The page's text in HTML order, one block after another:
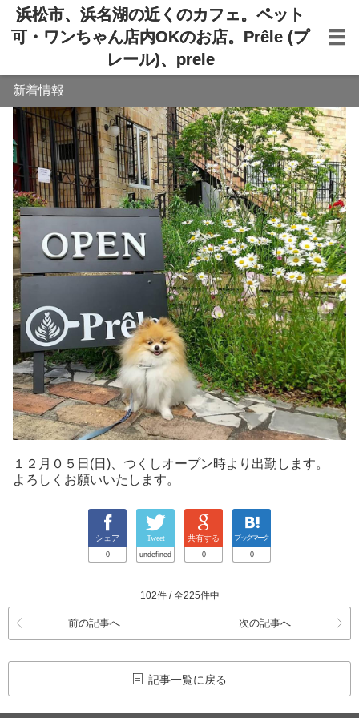
浜松市、浜名湖の近くのカフェ。ペット
可・ワンちゃん店内OKのお店。Prêle (プ
レール)、prele
新着情報
１２月０５日(日)、つくしオープン時より出勤します。
よろしくお願いいたします。
シェア
0
Tweet
undefined
共有する
0
ブックマーク
0
102件 / 全225件中
前の記事へ 次の記事へ
記事一覧に戻る